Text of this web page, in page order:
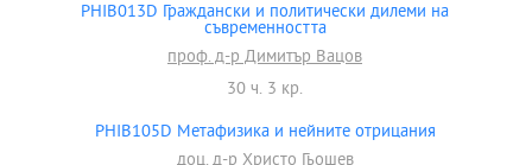
PHIB013D Граждански и политически дилеми на
съвременността
проф. д-р Димитър Вацов
30 ч. 3 кр.
PHIB105D Метафизика и нейните отрицания